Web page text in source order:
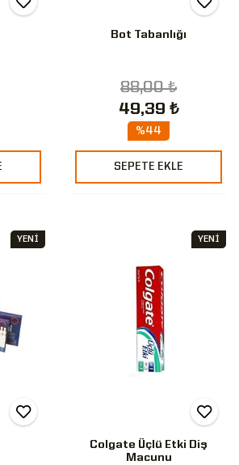
Bot Tabanlığı
88,00 ₺
49,39 ₺
%44
SEPETE EKLE
YENİ
Colgate Üçlü Etki Diş
Macunu
YENİ